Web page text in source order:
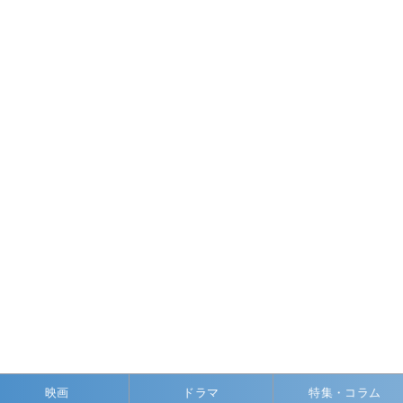
映画 ドラマ 特集・コラム